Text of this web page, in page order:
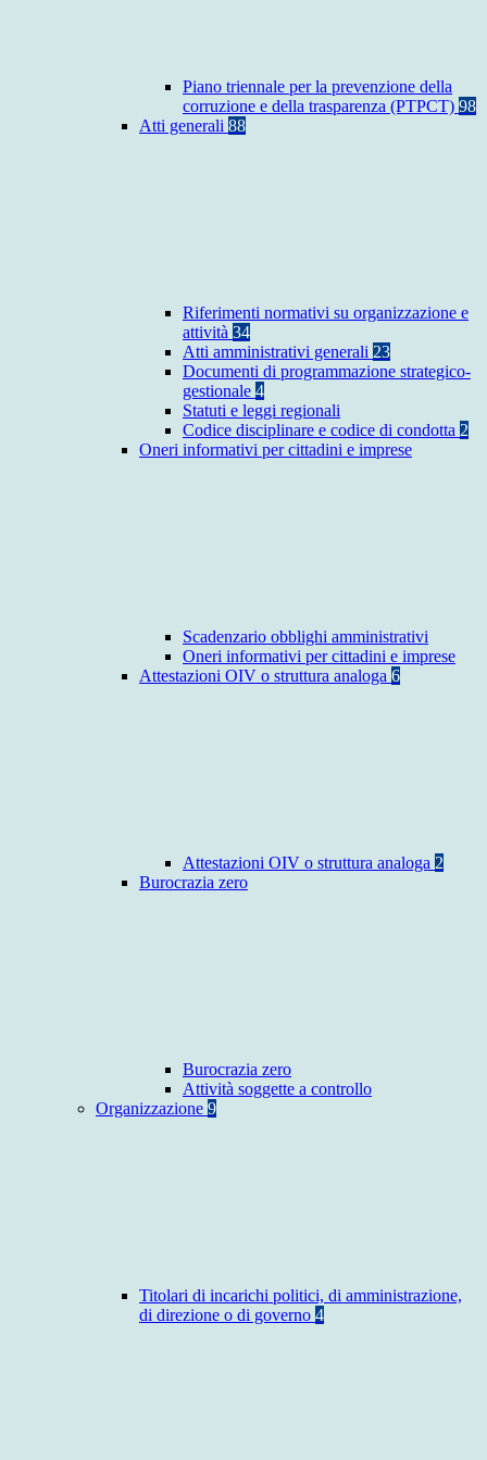
Piano triennale per la prevenzione della
corruzione e della trasparenza (PTPCT) 98
Atti generali 88
Riferimenti normativi su organizzazione e
attività 34
Atti amministrativi generali 23
Documenti di programmazione strategico-
gestionale 4
Statuti e leggi regionali
Codice disciplinare e codice di condotta 2
Oneri informativi per cittadini e imprese
Scadenzario obblighi amministrativi
Oneri informativi per cittadini e imprese
Attestazioni OIV o struttura analoga 6
Attestazioni OIV o struttura analoga 2
Burocrazia zero
Burocrazia zero
Attività soggette a controllo
Organizzazione 9
Titolari di incarichi politici, di amministrazione,
di direzione o di governo 4